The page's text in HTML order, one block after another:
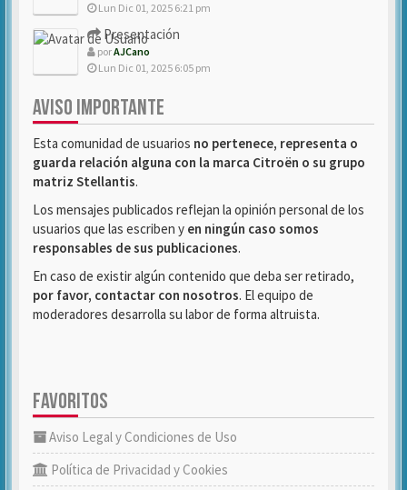
Lun Dic 01, 2025 6:21 pm
Presentación
porAJCano
Lun Dic 01, 2025 6:05 pm
AVISO IMPORTANTE
Esta comunidad de usuarios no pertenece, representa o
guarda relación alguna con la marca Citroën o su grupo
matriz Stellantis.
Los mensajes publicados reflejan la opinión personal de los
usuarios que las escriben y en ningún caso somos
responsables de sus publicaciones.
En caso de existir algún contenido que deba ser retirado,
por favor, contactar con nosotros. El equipo de
moderadores desarrolla su labor de forma altruista.
FAVORITOS
Aviso Legal y Condiciones de Uso
Política de Privacidad y Cookies